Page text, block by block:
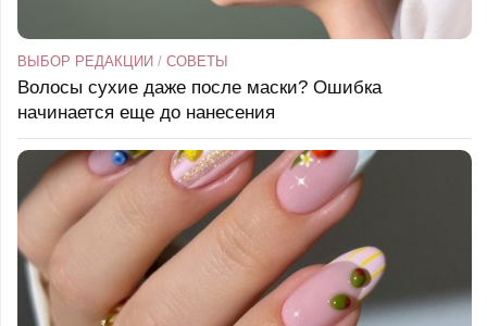
ВЫБОР РЕДАКЦИИ / СОВЕТЫ
Волосы сухие даже после маски? Ошибка
начинается еще до нанесения